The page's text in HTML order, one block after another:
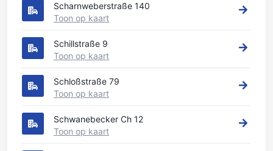
Scharnweberstraße 140
Toon op kaart
Schillstraße 9
Toon op kaart
Schloßstraße 79
Toon op kaart
Schwanebecker Ch 12
Toon op kaart